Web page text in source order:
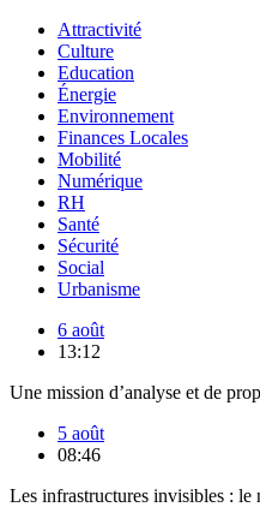
Attractivité
Culture
Education
Énergie
Environnement
Finances Locales
Mobilité
Numérique
RH
Santé
Sécurité
Social
Urbanisme
6 août
13:12
Une mission d’analyse et de
5 août
08:46
Les infrastructures invisibles : le